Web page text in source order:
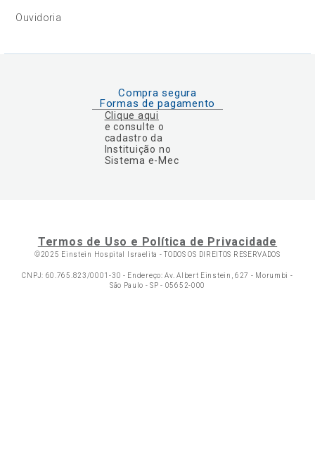
Ouvidoria
Compra segura
Formas de pagamento
Clique aqui
e consulte o
cadastro da
Instituição no
Sistema e-Mec
Termos de Uso e Política de Privacidade
©2025 Einstein Hospital Israelita -TODOS OS DIREITOS RESERVADOS
CNPJ: 60.765.823/0001-30 - Endereço: Av. Albert Einstein, 627 - Morumbi -
São Paulo - SP - 05652-000